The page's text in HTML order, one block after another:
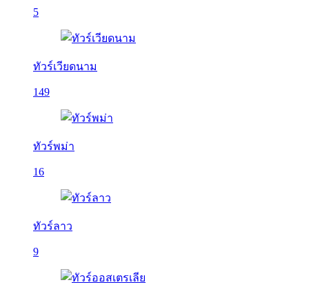
5
ทัวร์เวียดนาม
149
ทัวร์พม่า
16
ทัวร์ลาว
9